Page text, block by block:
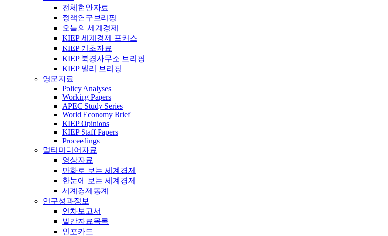
전체현안자료
정책연구브리핑
오늘의 세계경제
KIEP 세계경제 포커스
KIEP 기초자료
KIEP 북경사무소 브리핑
KIEP 델리 브리핑
영문자료
Policy Analyses
Working Papers
APEC Study Series
World Economy Brief
KIEP Opinions
KIEP Staff Papers
Proceedings
멀티미디어자료
영상자료
만화로 보는 세계경제
한눈에 보는 세계경제
세계경제통계
연구성과정보
연차보고서
발간자료목록
인포카드